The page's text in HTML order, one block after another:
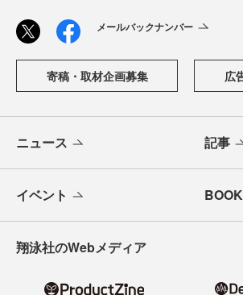
メールバックナンバー
寄稿・取材企画募集 広
ニュース 記事
イベント
翔泳社のWebメディア